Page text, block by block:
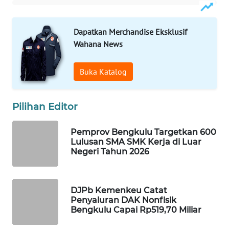
Dapatkan Merchandise Eksklusif
Wahana News
Buka Katalog
Pilihan Editor
Pemprov Bengkulu Targetkan 600
Lulusan SMA SMK Kerja di Luar
Negeri Tahun 2026
DJPb Kemenkeu Catat
Penyaluran DAK Nonfisik
Bengkulu Capai Rp519,70 Miliar
WAHANA
DESA
WISATA
LAPAK
WAHANA
Wahana
MASYARAKAT